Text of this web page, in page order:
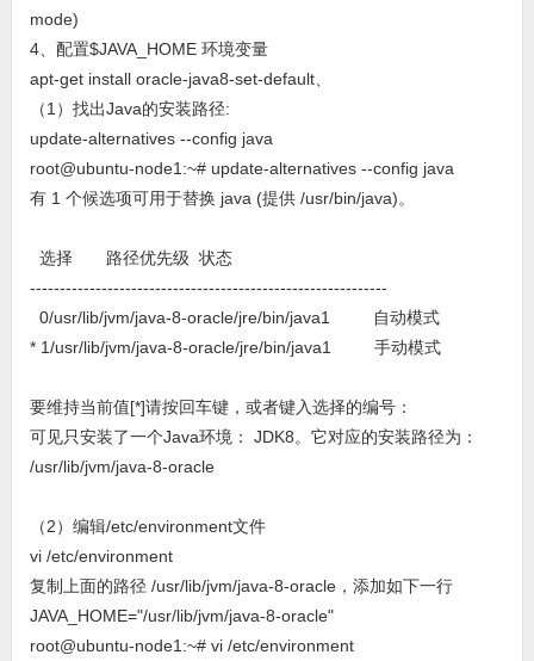
mode)
4、配置$JAVA_HOME 环境变量
apt-get install oracle-java8-set-default、
（1）找出Java的安装路径:
update-alternatives --config java
root@ubuntu-node1:~# update-alternatives --config java
有 1 个候选项可用于替换 java (提供 /usr/bin/java)。
选择 路径优先级 状态
------------------------------------------------------------
0/usr/lib/jvm/java-8-oracle/jre/bin/java1 自动模式
* 1/usr/lib/jvm/java-8-oracle/jre/bin/java1 手动模式
要维持当前值[*]请按回车键，或者键入选择的编号：
可见只安装了一个Java环境： JDK8。它对应的安装路径为：
/usr/lib/jvm/java-8-oracle
（2）编辑/etc/environment文件
vi /etc/environment
复制上面的路径 /usr/lib/jvm/java-8-oracle，添加如下一行
JAVA_HOME="/usr/lib/jvm/java-8-oracle"
root@ubuntu-node1:~# vi /etc/environment